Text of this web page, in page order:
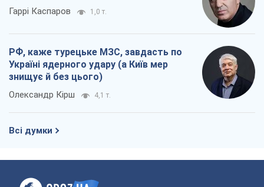
Гаррі Каспаров 1,0 т.
РФ, каже турецьке МЗС, завдасть по
Україні ядерного удару (а Київ мер
знищує й без цього)
Олександр Кірш 4,1 т.
Всі думки